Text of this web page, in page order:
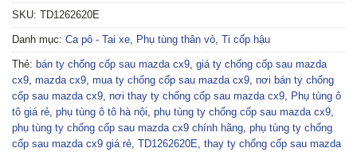
SKU: TD1262620E
Danh mục: Ca pô - Tai xe Phụ tùng thân vỏ Ti cốp hậu
Thẻ: bán ty chống cốp sau mazda cx9 giá ty chống cốp sau mazda
cx9 mazda cx9 mua ty chống cốp sau mazda cx9 nơi bán ty chống
cốp sau mazda cx9 nơi thay ty chống cốp sau mazda cx9 Phụ tùng ô
tô giá rẻ phụ tùng ô tô hà nội phụ tùng ty chống cốp sau mazda cx9
phụ tùng ty chống cốp sau mazda cx9 chính hãng phụ tùng ty chống
cốp sau mazda cx9 giá rẻ TD1262620E thay ty chống cốp sau mazda